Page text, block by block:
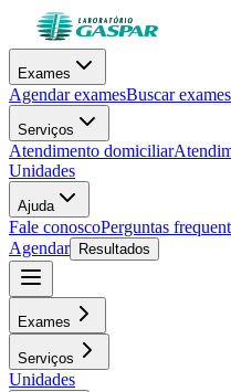
Exames
Agendar examesBuscar exames
Serviços
Atendimento domiciliar
Unidades
Ajuda
Fale conoscoPerguntas
Agendar
Resultados
Exames
Serviços
Unidades